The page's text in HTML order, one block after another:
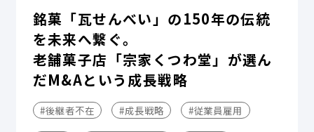
銘菓「瓦せんべい」の150年の伝統
を未来へ繋ぐ。
老舗菓子店「宗家くつわ堂」が選ん
だM&Aという成長戦略
#後継者不在 #成長戦略 #従業員雇用